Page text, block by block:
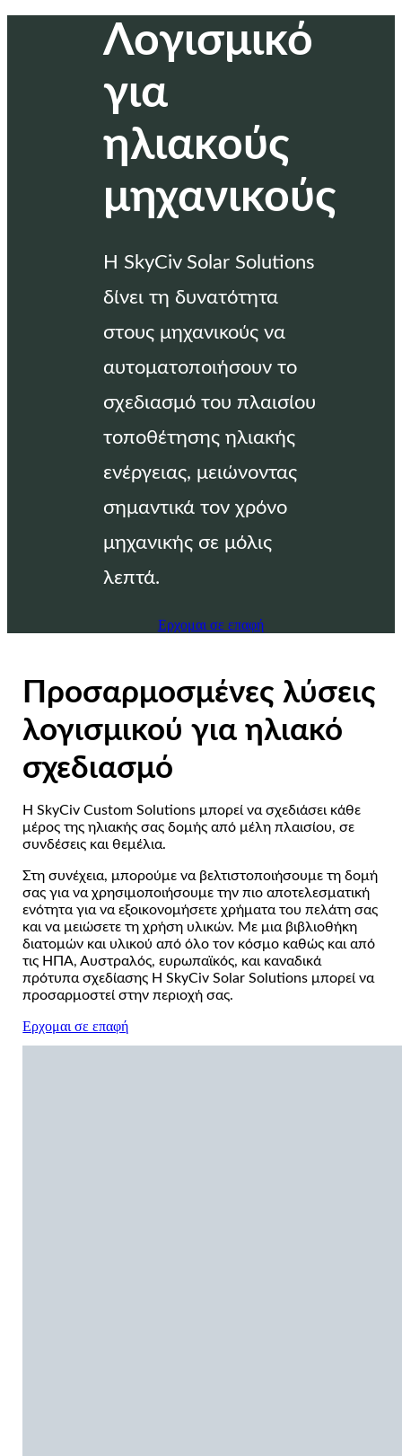
Λογισμικό
για
ηλιακούς
μηχανικούς
Η SkyCiv Solar Solutions
δίνει τη δυνατότητα
στους μηχανικούς να
αυτοματοποιήσουν το
σχεδιασμό του πλαισίου
τοποθέτησης ηλιακής
ενέργειας, μειώνοντας
σημαντικά τον χρόνο
μηχανικής σε μόλις
λεπτά.
Ερχομαι σε επαφή
Προσαρμοσμένες λύσεις
λογισμικού για ηλιακό
σχεδιασμό
Η SkyCiv Custom Solutions μπορεί να σχεδιάσει κάθε
μέρος της ηλιακής σας δομής από μέλη πλαισίου, σε
συνδέσεις και θεμέλια.
Στη συνέχεια, μπορούμε να βελτιστοποιήσουμε τη δομή
σας για να χρησιμοποιήσουμε την πιο αποτελεσματική
ενότητα για να εξοικονομήσετε χρήματα του πελάτη σας
και να μειώσετε τη χρήση υλικών. Με μια βιβλιοθήκη
διατομών και υλικού από όλο τον κόσμο καθώς και από
τις ΗΠΑ, Αυστραλός, ευρωπαϊκός, και καναδικά
πρότυπα σχεδίασης Η SkyCiv Solar Solutions μπορεί να
προσαρμοστεί στην περιοχή σας.
Ερχομαι σε επαφή